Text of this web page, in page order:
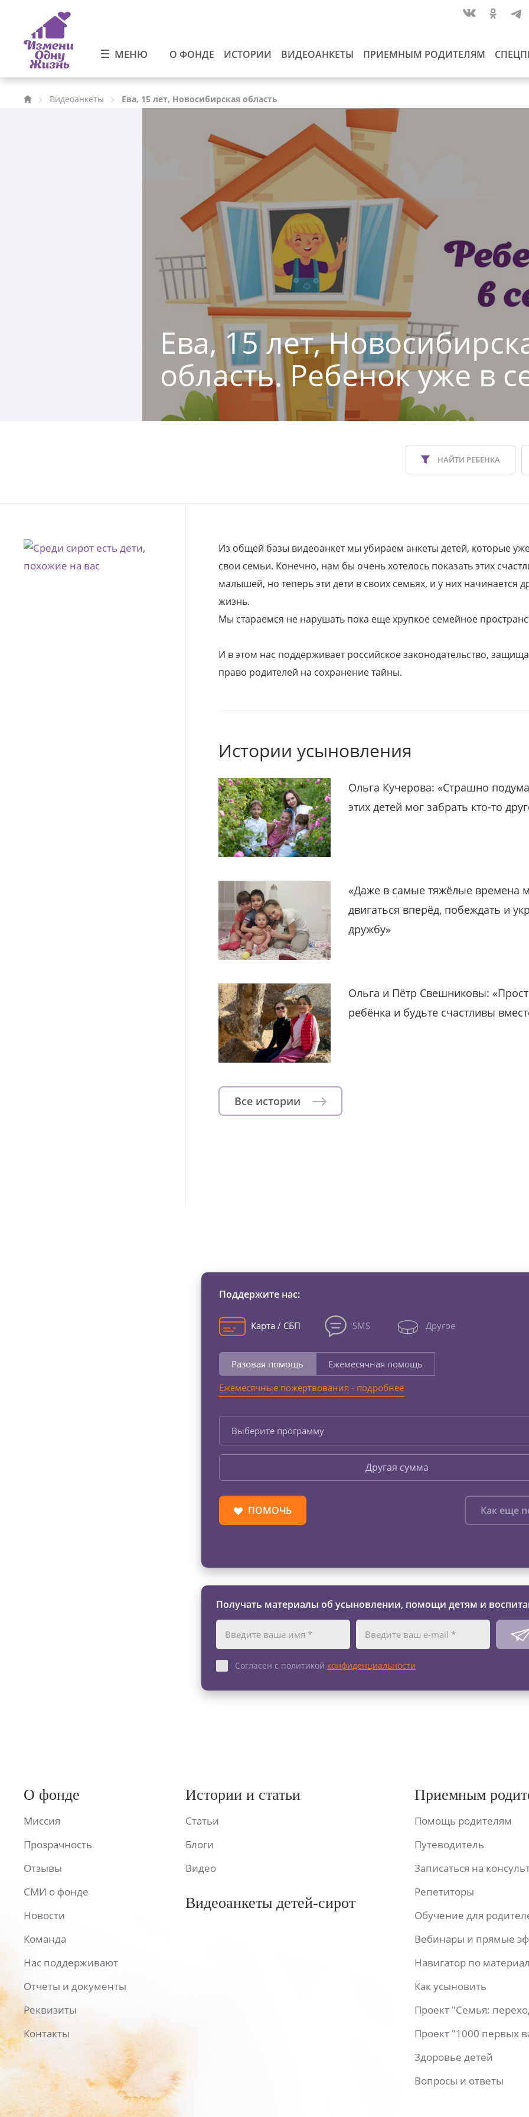
МЕНЮ О ФОНДЕ ИСТОРИИ ВИДЕОАНКЕТЫ ПРИЕМНЫМ РОДИТЕЛЯМ
Видеоанкеты Ева, 15 лет, Новосибирская область
Ева, 15 лет,
область. Ребенок уже в
НАЙТИ РЕБЕНКА
Из общей базы видеоанкет мы убираем анкеты детей, которые
свои семьи. Конечно, нам бы очень хотелось показать этих
малышей, но теперь эти дети в своих семьях, и у них начинается
жизнь.
Мы стараемся не нарушать пока еще хрупкое семейное
И в этом нас поддерживает российское законодательство,
право родителей на сохранение тайны.
Истории усыновления
Ольга Кучерова: «Страшно
этих детей мог забрать кто-то
«Даже в самые тяжёлые времена
двигаться вперёд, побеждать и
дружбу»
Ольга и Пётр Свешниковы:
ребёнка и будьте счастливы
Все истории
Поддержите нас:
Карта / СБП SMS Другое
Разовая помощь
Ежемесячная помощь
Ежемесячные пожертвования - подробнее
Выберите программу
Другая сумма
ПОМОЧЬ Как еще
Получать материалы об усыновлении, помощи детям и
Согласен с политикой конфиденциальности
О фонде
Миссия
Прозрачность
Отзывы
СМИ о фонде
Новости
Команда
Нас поддерживают
Отчеты и документы
Реквизиты
Контакты
Истории и статьи
Статьи
Блоги
Видео
Видеоанкеты детей-сирот
Приемным
Помощь родителям
Путеводитель
Записаться на
Репетиторы
Обучение для
Вебинары и прямые
Навигатор по
Как усыновить
Проект "Семья:
Проект "1000 первых
Здоровье детей
Вопросы и ответы